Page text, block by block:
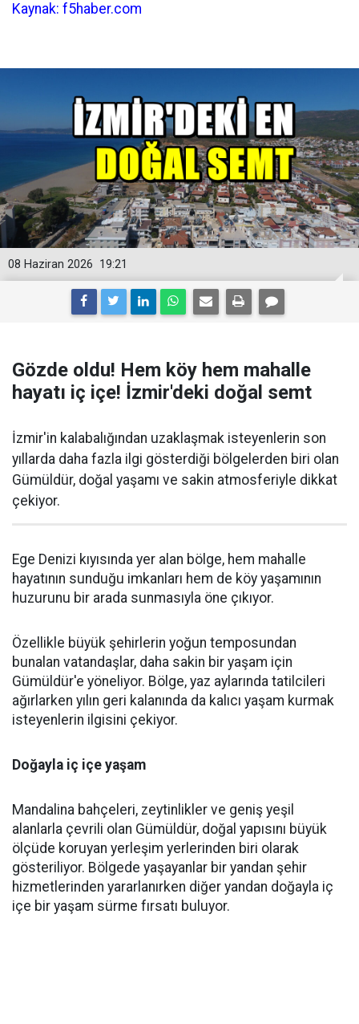
Kaynak: f5haber.com
19:21
08 Haziran 2026
Gözde oldu! Hem köy hem mahalle
hayatı iç içe! İzmir'deki doğal semt
İzmir'in kalabalığından uzaklaşmak isteyenlerin son
yıllarda daha fazla ilgi gösterdiği bölgelerden biri olan
Gümüldür, doğal yaşamı ve sakin atmosferiyle dikkat
çekiyor.
Ege Denizi kıyısında yer alan bölge, hem mahalle
hayatının sunduğu imkanları hem de köy yaşamının
huzurunu bir arada sunmasıyla öne çıkıyor.
Özellikle büyük şehirlerin yoğun temposundan
bunalan vatandaşlar, daha sakin bir yaşam için
Gümüldür'e yöneliyor. Bölge, yaz aylarında tatilcileri
ağırlarken yılın geri kalanında da kalıcı yaşam kurmak
isteyenlerin ilgisini çekiyor.
Doğayla iç içe yaşam
Mandalina bahçeleri, zeytinlikler ve geniş yeşil
alanlarla çevrili olan Gümüldür, doğal yapısını büyük
ölçüde koruyan yerleşim yerlerinden biri olarak
gösteriliyor. Bölgede yaşayanlar bir yandan şehir
hizmetlerinden yararlanırken diğer yandan doğayla iç
içe bir yaşam sürme fırsatı buluyor.